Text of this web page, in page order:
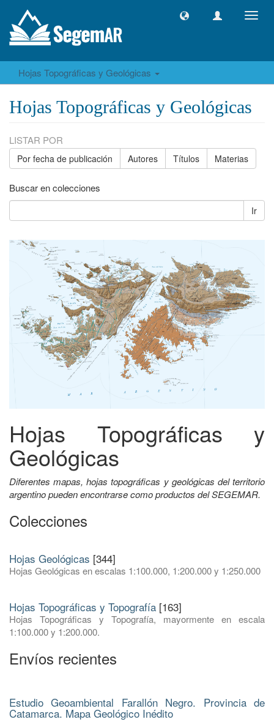
Hojas Topográficas y Geológicas
Hojas Topográficas y Geológicas
LISTAR POR
Por fecha de publicación Autores Títulos Materias
Buscar en colecciones
Ir
Hojas Topográficas y
Geológicas
Diferentes mapas, hojas topográficas y geológicas del territorio
argentino pueden encontrarse como productos del SEGEMAR.
Colecciones
Hojas Geológicas [344]
Hojas Geológicas en escalas 1:100.000, 1:200.000 y 1:250.000
Hojas Topográficas y Topografía [163]
Hojas Topográficas y Topografía, mayormente en escala
1:100.000 y 1:200.000.
Envíos recientes
Estudio Geoambiental Farallón Negro. Provincia de
Catamarca. Mapa Geológico Inédito